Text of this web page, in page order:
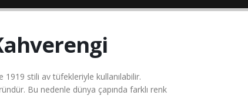
stili av tüfekleriyle kullanılabilir.
Bu nedenle dünya çapında farklı renk